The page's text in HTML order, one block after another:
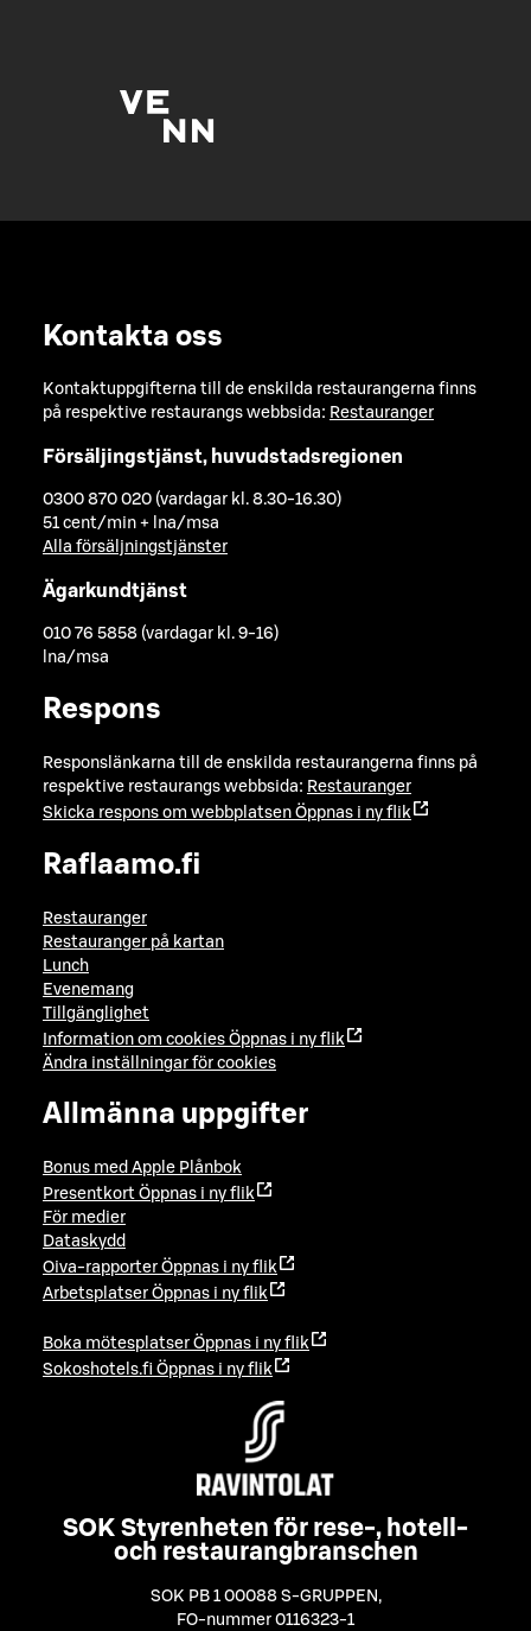
Kontakta oss
Kontaktuppgifterna till de enskilda restaurangerna finns
på respektive restaurangs webbsida: Restauranger
Försäljingstjänst, huvudstadsregionen
0300 870 020 (vardagar kl. 8.30-16.30)
51 cent/min + lna/msa
Alla försäljningstjänster
Ägarkundtjänst
010 76 5858 (vardagar kl. 9-16)
lna/msa
Respons
Responslänkarna till de enskilda restaurangerna finns på
respektive restaurangs webbsida: Restauranger
Skicka respons om webbplatsen Öppnas i ny flik
Raflaamo.fi
Restauranger
Restauranger på kartan
Lunch
Evenemang
Tillgänglighet
Information om cookies Öppnas i ny flik
Ändra inställningar för cookies
Allmänna uppgifter
Bonus med Apple Plånbok
Presentkort Öppnas i ny flik
För medier
Dataskydd
Oiva-rapporter Öppnas i ny flik
Arbetsplatser Öppnas i ny flik
Boka mötesplatser Öppnas i ny flik
Sokoshotels.fi Öppnas i ny flik
SOK Styrenheten för rese-, hotell-
och restaurangbranschen
SOK PB 1 00088 S-GRUPPEN ,
FO-nummer 0116323-1